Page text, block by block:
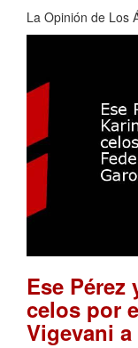
La Opinión de Los
Ese Pérez
celos por
Vigevani a